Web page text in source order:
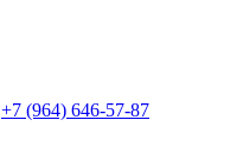
+7 (964) 646-57-87